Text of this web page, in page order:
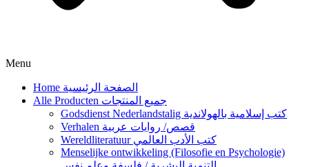
Menu
Home الصفحة الرئيسية
Alle Producten جميع المنتجات
Godsdienst Nederlandstalig كتب إسلامية بالهولاندية
Verhalen قصص/ روايات عربية
Wereldliteratuur كتب الأدب العالمي
Menselijke ontwikkeling (Filosofie en Psychologie)